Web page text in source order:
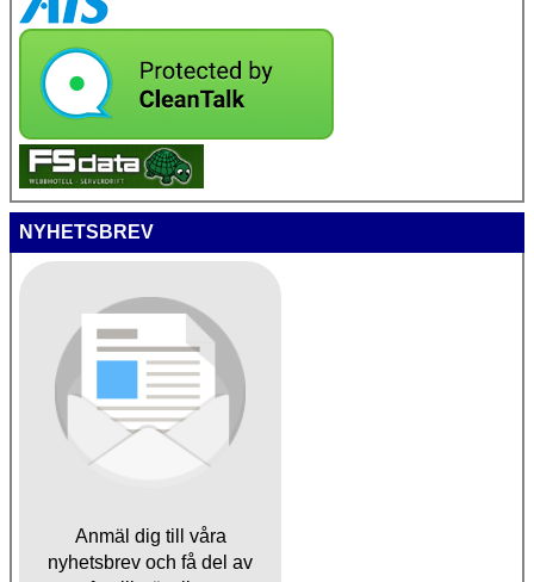
NYHETSBREV
Anmäl dig till våra
nyhetsbrev och få del av